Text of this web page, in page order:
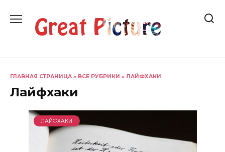
содержанию
ГЛАВНАЯ СТРАНИЦА » ВСЕ РУБРИКИ » ЛАЙФХАКИ
Лайфхаки
ЛАЙФХАКИ